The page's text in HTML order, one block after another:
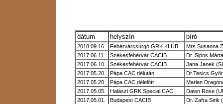
dátum helyszín bíró
2018.09.16. Fehérvárcsurgó GRK KLUB
Mrs Susanna
2017.06.11.
Székesfehérvár CACIB
Dr. Sipos
2017.06.10.
Székesfehérvár CACIB
Jana Janek
2017.05.20.
Pápa CAC délután
Dr.Tesics
2017.05.20.
Pápa CAC délelőtt
Marian
2017.05.05.
Halászi GRK Special CAC
Dawn Rose
2017.05.01.
Budapest CACIB
Dr. Zafra Sirik